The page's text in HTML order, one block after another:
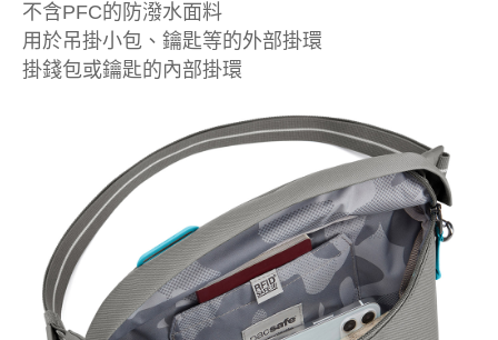
不含PFC的防潑水面料
用於吊掛小包、鑰匙等的外部掛環
掛錢包或鑰匙的內部掛環